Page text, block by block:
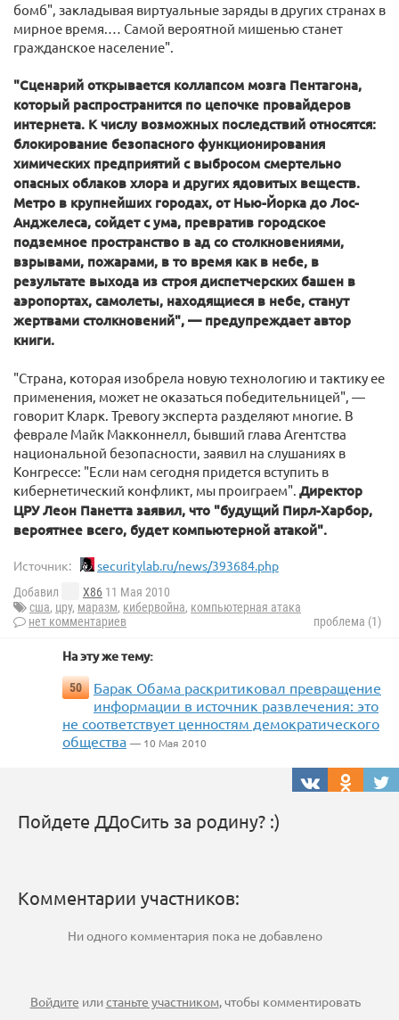
бомб", закладывая виртуальные заряды в других странах в
мирное время.… Самой вероятной мишенью станет
гражданское население".
"Сценарий открывается коллапсом мозга Пентагона,
который распространится по цепочке провайдеров
интернета. К числу возможных последствий относятся:
блокирование безопасного функционирования
химических предприятий с выбросом смертельно
опасных облаков хлора и других ядовитых веществ.
Метро в крупнейших городах, от Нью-Йорка до Лос-
Анджелеса, сойдет с ума, превратив городское
подземное пространство в ад со столкновениями,
взрывами, пожарами, в то время как в небе, в
результате выхода из строя диспетчерских башен в
аэропортах, самолеты, находящиеся в небе, станут
жертвами столкновений", — предупреждает автор
книги.
"Страна, которая изобрела новую технологию и тактику ее
применения, может не оказаться победительницей", —
говорит Кларк. Тревогу эксперта разделяют многие. В
феврале Майк Макконнелл, бывший глава Агентства
национальной безопасности, заявил на слушаниях в
Конгрессе: "Если нам сегодня придется вступить в
кибернетический конфликт, мы проиграем". Директор
ЦРУ Леон Панетта заявил, что "будущий Пирл-Харбор,
вероятнее всего, будет компьютерной атакой".
Источник: securitylab.ru/news/393684.php
Добавил X86 11 Мая 2010
сша, цру, маразм, кибервойна, компьютерная атака
нет комментариев
проблема (1)
На эту же тему:
50
Барак Обама раскритиковал превращение
информации в источник развлечения: это
не соответствует ценностям демократического
общества — 10 Мая 2010
Пойдете ДДоСить за родину? :)
Комментарии участников:
Ни одного комментария пока не добавлено
Войдите илистаньте участником, чтобы комментировать